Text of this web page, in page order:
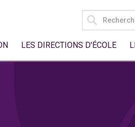
SEARCH
FOR:
LES DIRECTIONS D'ÉCOLE